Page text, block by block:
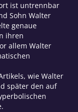
ist untrennbar
Sohn Walter
genaue
ihren
allem Walter
wie Walter
später den auf